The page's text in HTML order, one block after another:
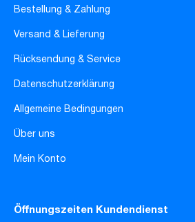
Bestellung & Zahlung
Versand & Lieferung
Rücksendung & Service
Datenschutzerklärung
Allgemeine Bedingungen
Über uns
Mein Konto
Öffnungszeiten Kundendienst